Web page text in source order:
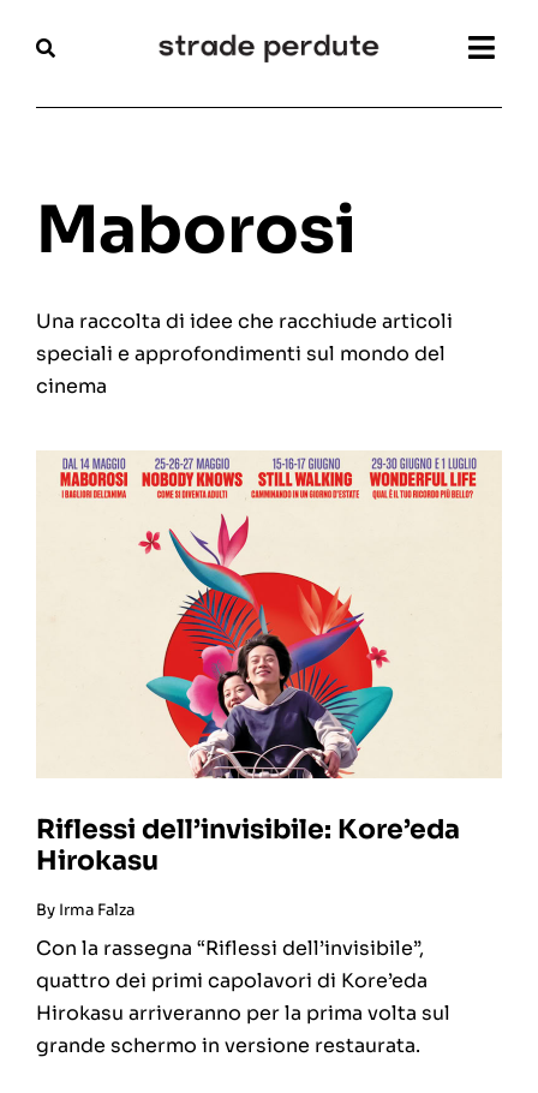
Magazine
Interviste
Articoli
Chi siamo
Maborosi
Una raccolta di idee che racchiude articoli
speciali e approfondimenti sul mondo del
cinema
Riflessi dell’invisibile: Kore’eda
Hirokasu
By Irma Falza
Con la rassegna “Riflessi dell’invisibile”,
quattro dei primi capolavori di Kore’eda
Hirokasu arriveranno per la prima volta sul
grande schermo in versione restaurata.